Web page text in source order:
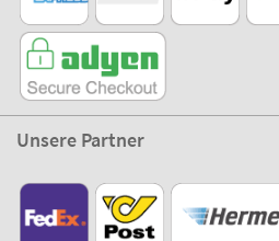
Unsere Partner